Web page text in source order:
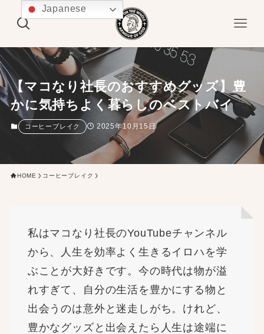
【マコなり社長のおすすめグッズ】豊
かに気持ちよく暮らしのベストバイ
コーヒーブレイク 2025年10月15日
HOME コーヒーブレイク
私はマコなり社長のYouTubeチャンネル
から、人生を効率よく生きるイロハを学
ぶことが大好きです。今の時代は物が溢
れすぎて、自分の生活を豊かにする物と
出会うのは意外と迷走しがち。けれど、
豊かなグッズと出会えたら人生は途端に
Japanese